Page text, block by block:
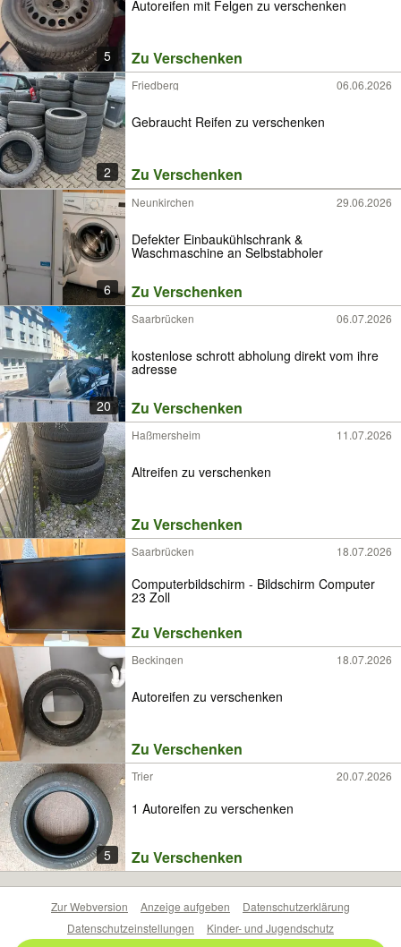
5
Autoreifen mit Felgen zu verschenken
Zu Verschenken
2
Friedberg 06.06.2026
Gebraucht Reifen zu verschenken
Zu Verschenken
6
Neunkirchen 29.06.2026
Defekter Einbaukühlschrank &
Waschmaschine an Selbstabholer
Zu Verschenken
20
Saarbrücken 06.07.2026
kostenlose schrott abholung direkt vom ihre
adresse
Zu Verschenken
Haßmersheim 11.07.2026
Altreifen zu verschenken
Zu Verschenken
Saarbrücken 18.07.2026
Computerbildschirm - Bildschirm Computer
23 Zoll
Zu Verschenken
Beckingen 18.07.2026
Autoreifen zu verschenken
Zu Verschenken
5
Trier 20.07.2026
1 Autoreifen zu verschenken
Zu Verschenken
Zur Webversion Anzeige aufgeben
Datenschutzerklärung
Datenschutzeinstellungen
Kinder- und Jugendschutz